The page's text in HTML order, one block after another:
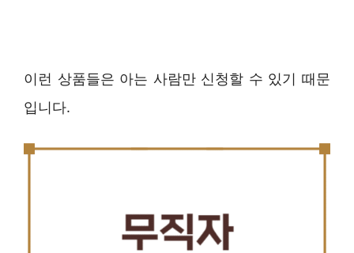
이런 상품들은 아는 사람만 신청할 수 있기 때문
입니다.